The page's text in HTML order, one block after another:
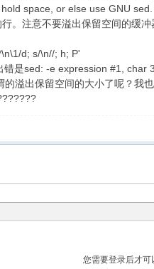
space, or else use GNU sed.
。注意不要溢出保留空间的缓冲
d; s/\n//; h; P'
是sed: -e expression #1, char
溢出保留空间的大小了呢？我也
您需要登录后才可